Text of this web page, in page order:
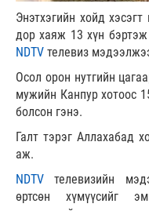
Энэтхэгийн хойд
дор хаяж 13 хүн
NDTV телевиз
Осол орон нутгийн
мужийн Канпур хотоос
болсон гэнэ.
Галт тэрэг Аллахабад
аж.
NDTV телевизийн
өртсөн хүмүүсийг